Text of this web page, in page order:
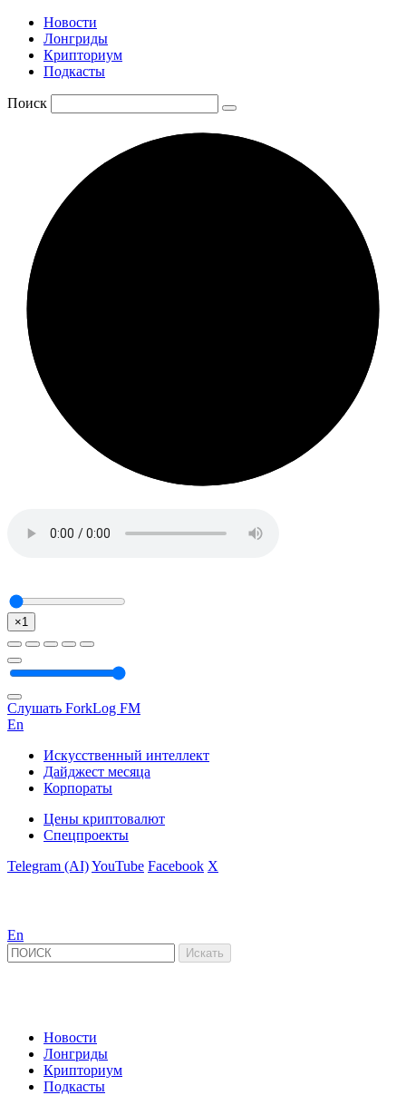
Новости
Лонгриды
Крипториум
Подкасты
Поиск
×1
Слушать ForkLog FM
En
Искусственный интеллект
Дайджест месяца
Корпораты
Цены криптовалют
Спецпроекты
Telegram (AI)YouTube Facebook X
En
Новости
Лонгриды
Крипториум
Подкасты